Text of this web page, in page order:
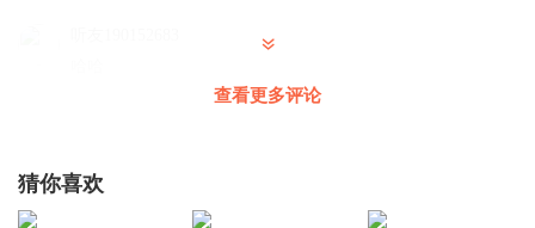
不够听呀……主播加油更
查看更多评论
猜你喜欢